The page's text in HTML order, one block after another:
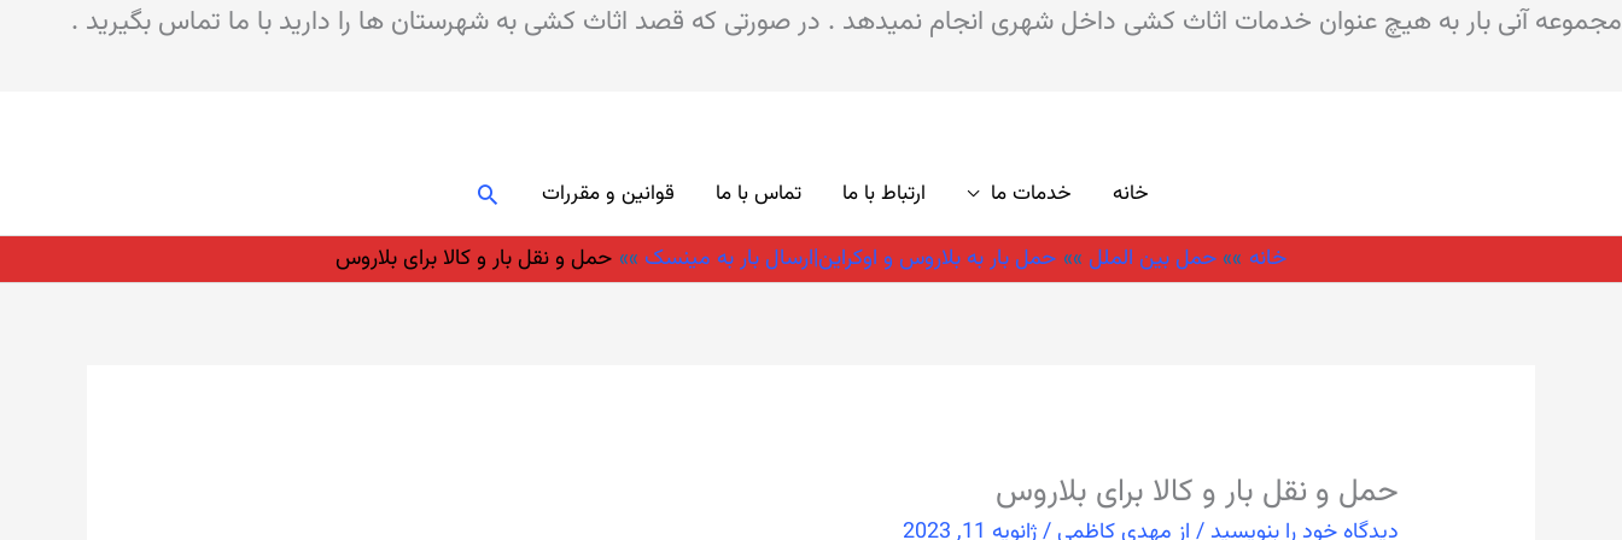
مجموعه آنی بار به هیچ عنوان خدمات اثاث کشی داخل شهری انجام نمیدهد . در صورتی که قصد اثاث کشی به شهرستان ها را دارید با ما تماس بگیرید .
خانه خدمات ما ارتباط با ما تماس با ما قوانین و مقررات جستجو
خانه حمل بين الملل حمل بار به بلاروس و اوکراین|ارسال بار به مینسک حمل و نقل بار و کالا برای بلاروس
حمل و نقل بار و کالا برای بلاروس